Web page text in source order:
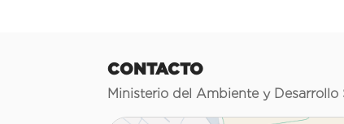
CONTACTO
Ministerio del Ambiente y Desarrollo